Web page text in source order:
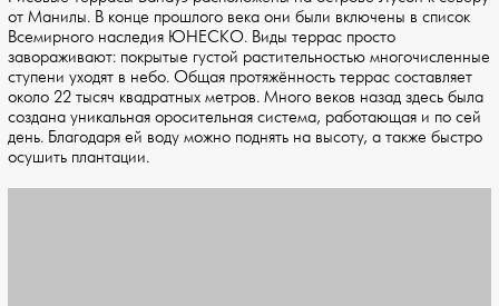
от Манилы. В конце прошлого века они были включены в список
Всемирного наследия ЮНЕСКО. Виды террас просто
завораживают: покрытые густой растительностью многочисленные
ступени уходят в небо. Общая протяжённость террас составляет
около 22 тысяч квадратных метров. Много веков назад здесь была
создана уникальная оросительная система, работающая и по сей
день. Благодаря ей воду можно поднять на высоту, а также быстро
осушить плантации.